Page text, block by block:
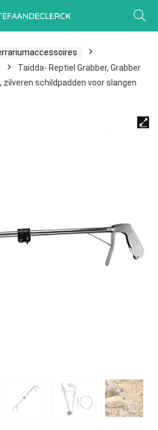
Taidda- Reptiel Grabber, Grabber
schildpadden voor slangen